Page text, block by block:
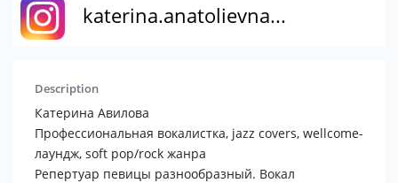
katerina.anatolievna...
Description
Катерина Авилова
Профессиональная вокалистка, jazz covers, wellcome-
лаундж, soft pop/rock жанра
Репертуар певицы разнообразный. Вокал